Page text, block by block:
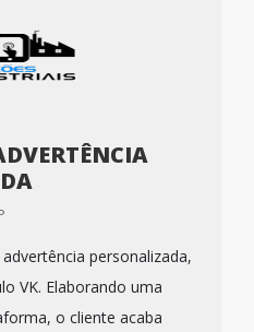
personalizada,
VK. Elaborando uma
o cliente acaba